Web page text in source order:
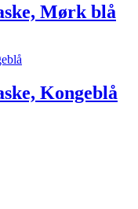
Mørk blå
Kongeblå